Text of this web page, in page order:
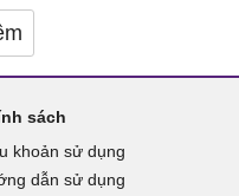
sách
khoản sử dụng
dẫn sử dụng